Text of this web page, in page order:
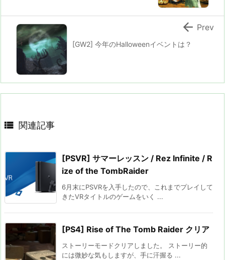
[GW2] 今年のHalloweenイベントは？
 Prev
 関連記事
[PSVR] サマーレッスン / Rez Infinite / R
ize of the TombRaider
6月末にPSVRを入手したので、これまでプレイして
きたVRタイトルのゲームをいく ...
[PS4] Rise of The Tomb Raider クリア
ストーリーモードクリアしました。 ストーリー的
には微妙な気もしますが、手に汗握る ...